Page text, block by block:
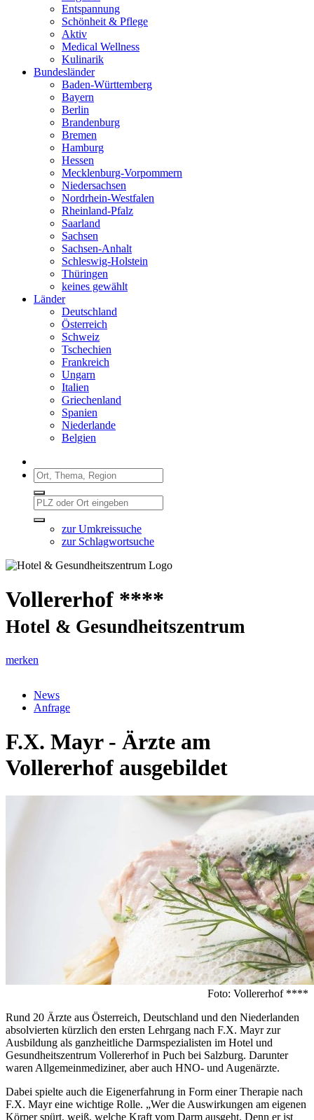
Entspannung
Schönheit & Pflege
Aktiv
Medical Wellness
Kulinarik
Bundesländer
Baden-Württemberg
Bayern
Berlin
Brandenburg
Bremen
Hamburg
Hessen
Mecklenburg-Vorpommern
Niedersachsen
Nordrhein-Westfalen
Rheinland-Pfalz
Saarland
Sachsen
Sachsen-Anhalt
Schleswig-Holstein
Thüringen
keines gewählt
Länder
Deutschland
Österreich
Schweiz
Tschechien
Frankreich
Ungarn
Italien
Griechenland
Spanien
Niederlande
Belgien
zur Umkreissuche
zur Schlagwortsuche
Vollererhof ****
Hotel & Gesundheitszentrum
merken
News
Anfrage
F.X. Mayr - Ärzte am
Vollererhof ausgebildet
Foto: Vollererhof ****
Rund 20 Ärzte aus Österreich, Deutschland und den Niederlanden
absolvierten kürzlich den ersten Lehrgang nach F.X. Mayr zur
Ausbildung als ganzheitliche Darmspezialisten im Hotel und
Gesundheitszentrum Vollererhof in Puch bei Salzburg. Darunter
waren Allgemeinmediziner, aber auch HNO- und Augenärzte.
Dabei spielte auch die Eigenerfahrung in Form einer Therapie nach
F.X. Mayr eine wichtige Rolle. „Wer die Auswirkungen am eigenen
Körper spürt, weiß, welche Kraft vom Darm ausgeht. Denn er ist